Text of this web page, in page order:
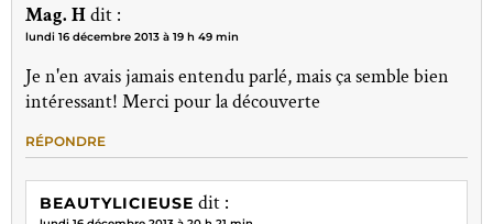
Mag. Hdit :
lundi 16 décembre 2013 à 19 h 49 min
Je n'en avais jamais entendu parlé, mais ça semble bien
intéressant! Merci pour la découverte
RÉPONDRE
BEAUTYLICIEUSE dit :